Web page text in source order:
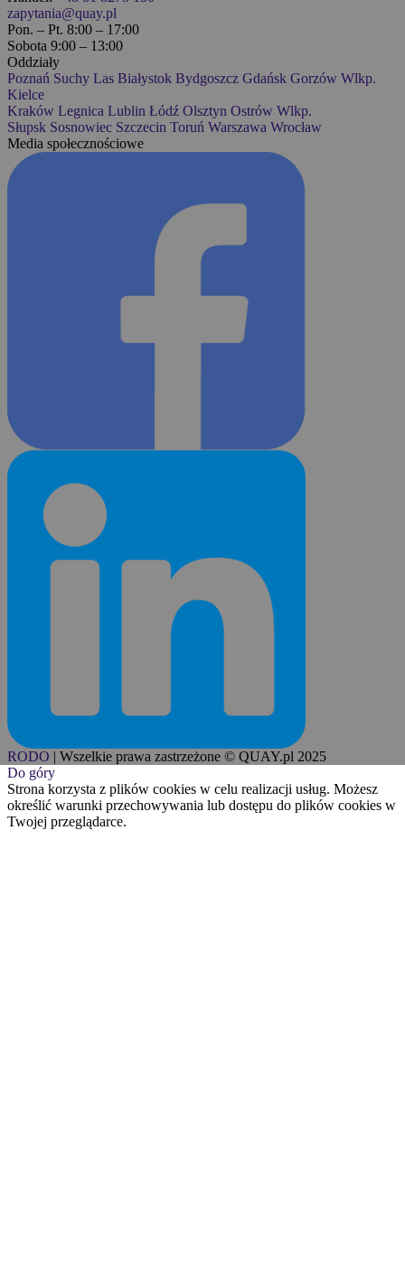
zapytania@quay.pl
Pon. – Pt. 8:00 – 17:00
Sobota 9:00 – 13:00
Oddziały
Poznań Suchy Las Białystok Bydgoszcz Gdańsk Gorzów Wlkp.
Kielce
Kraków Legnica Lublin Łódź Olsztyn Ostrów Wlkp.
Słupsk Sosnowiec Szczecin Toruń Warszawa Wrocław
Media społecznościowe
RODO | Wszelkie prawa zastrzeżone © QUAY.pl 2025
Do góry
Strona korzysta z plików cookies w celu realizacji usług. Możesz
określić warunki przechowywania lub dostępu do plików cookies w
Twojej przeglądarce.